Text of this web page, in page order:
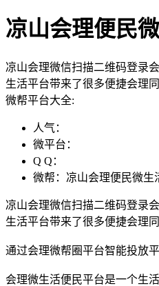
凉山会理便民
凉山会理微信扫描二维码登录
生活平台带来了很多便捷会理同
微帮平台大全:
人气：
微平台：
Q Q：
微帮：凉山会理便民微生
凉山会理微信扫描二维码登录
生活平台带来了很多便捷会理同
通过会理微帮圈平台智能投放
会理微生活便民平台是一个生